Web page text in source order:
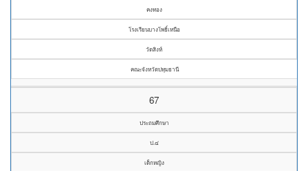
คงทอง
โรงเรียนบางโพธิ์เหนือ
วัดสิงห์
คณะจังหวัดปทุมธานี
67
ประถมศึกษา
ป.๔
เด็กหญิง